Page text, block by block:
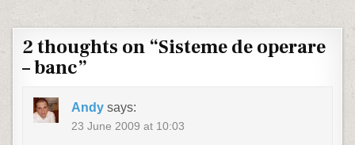
2 thoughts on “Sisteme de operare
– banc”
Andy says:
23 June 2009 at 10:03